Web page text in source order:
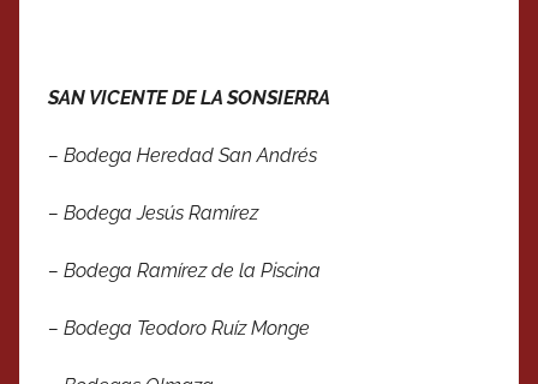
SAN VICENTE DE LA SONSIERRA
– Bodega Heredad San Andrés
– Bodega Jesús Ramírez
– Bodega Ramírez de la Piscina
– Bodega Teodoro Ruíz Monge